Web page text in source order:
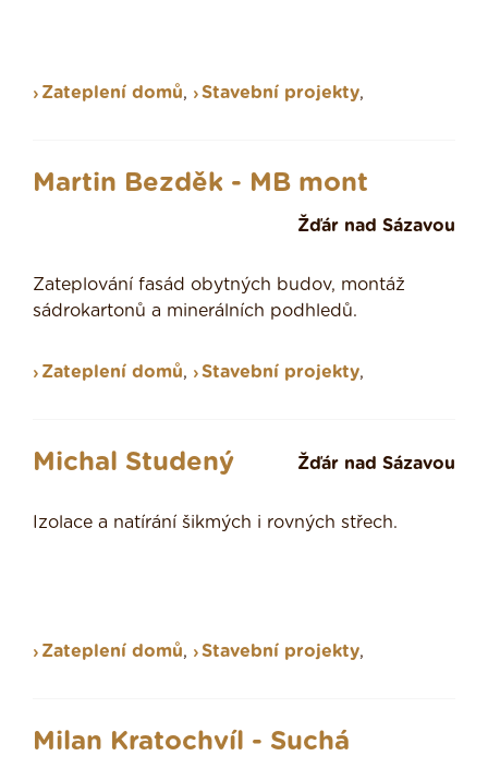
Zateplení domů, Stavební projekty,
Martin Bezděk - MB mont
Žďár nad Sázavou
Zateplování fasád obytných budov, montáž
sádrokartonů a minerálních podhledů.
Zateplení domů, Stavební projekty,
Michal Studený Žďár nad Sázavou
Izolace a natírání šikmých i rovných střech.
Zateplení domů, Stavební projekty,
Milan Kratochvíl - Suchá